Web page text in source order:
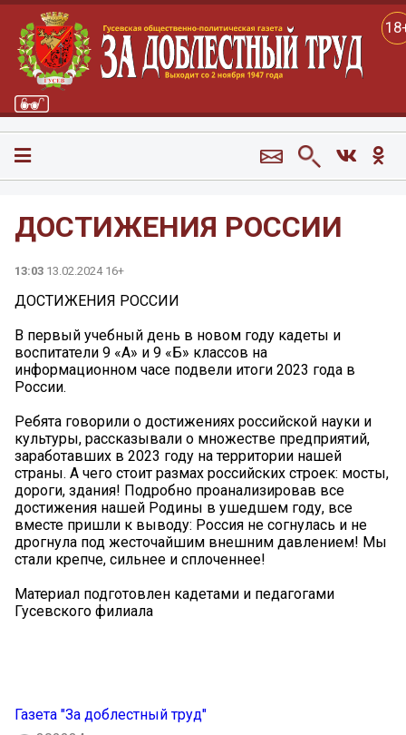
ДОСТИЖЕНИЯ РОССИИ
13:03 13.02.2024 16+
ДОСТИЖЕНИЯ РОССИИ
В первый учебный день в новом году кадеты и
воспитатели 9 «А» и 9 «Б» классов на
информационном часе подвели итоги 2023 года в
России.
Ребята говорили о достижениях российской науки и
культуры, рассказывали о множестве предприятий,
заработавших в 2023 году на территории нашей
страны. А чего стоит размах российских строек: мосты,
дороги, здания! Подробно проанализировав все
достижения нашей Родины в ушедшем году, все
вместе пришли к выводу: Россия не согнулась и не
дрогнула под жесточайшим внешним давлением! Мы
стали крепче, сильнее и сплоченнее!
Материал подготовлен кадетами и педагогами
Гусевского филиала
Газета "За доблестный труд"